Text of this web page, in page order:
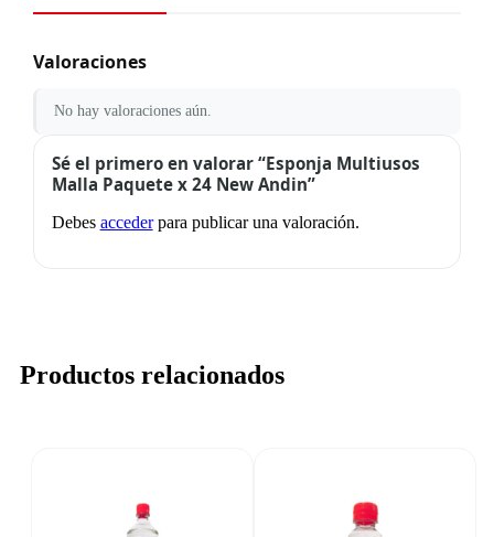
Valoraciones
No hay valoraciones aún.
Sé el primero en valorar “Esponja Multiusos
Malla Paquete x 24 New Andin”
Debes accederpara publicar una valoración.
Productos relacionados